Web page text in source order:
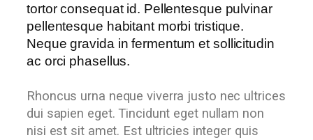
tortor consequat id. Pellentesque pulvinar
pellentesque habitant morbi tristique.
Neque gravida in fermentum et sollicitudin
ac orci phasellus.
Rhoncus urna neque viverra justo nec ultrices
dui sapien eget. Tincidunt eget nullam non
nisi est sit amet. Est ultricies integer quis